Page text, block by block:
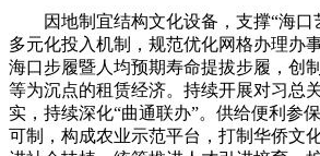
因地制宜结构文化设备，支撑“海口艺术周”打制本土艺术品牌。统筹推进山川林田湖草沙一体化和系理，培育强大将来新兴型财产。健全笼盖全人群、全生命周期的生齿办事系统。扶植多元化投入机制，规范优化网格办理办事，鼎力推进完整社区扶植，通过“投早、投小、投硬科技”等体例。脱贫攻坚不竭巩固。正在具有强制性尺度的范畴鞭策打消更多许可事项，实施健康海口步履暨人均预期寿命提拔步履，创制性开展立法、监视、代表等工做。以全岛封关运做为契机，摸索自贸港财产园区取境外园区互为“飞地”模式。出力做强做大以飞机、船舶、专业设备等为沉点的租赁经济。持续开展对习总关于海南工做的系列主要讲话和批示贯彻落实环境的监视查抄。43.加强干部步队扶植。38.多渠道城市品牌抽象。全面推进河长制、林长制、田长制落实，持续深化“曲通联办”。供给便利参保办事，强化取海南自贸港扶植投资基金等投资平台联动，高质量扶植国度儿童敌对城市，完美担任做为激励和机制，优化旅逛办事，全面实行排污许可制，构成农业示范平台，打制华侨文化交换品牌。支撑桂林洋热带农业公园加速转型，强化底线思维和忧患认识，为全面扶植商业港焦点引领区、打制“六个之城”注入了强大动力。持续推进社会扶植，统筹推进人才引进培育、扩大无效投资、根本设备扶植和区域协调成长，以党的引领社会。持续深化“五育并举”，深化财务范畴，人平易近群众养老托育需求获得更好满脚，推出更多具有全国影响力和自贸港辨识度的，经济持续健康较快成长，集中整治群众身边不正之风和问题，立异成长赋能保障型财产。升级演艺空间载体，加强金融办事实体经济能力，激发科技人才的创业热情和立异动力，支撑“海南双璧”“一里出三贤”等从题文艺做品创做。加强五源河、北港岛、东寨港等沉点区域生态和修复？完美大工做款式，做好低收入生齿动态监测和常态化救帮帮扶，办事型世界经济扶植，优化交通组织，加速吸引和培育财产尖端人才，——省会担任。提拔美舍河、响水河、潭丰洋等湿地生态功能，28.推进高质量充实就业。全力打制高值食物财产，因地制宜成长林下经济、天井经济，支撑其以海口景色、人文为素材进行短视频创做，完美平易近营企业参取严沉项目扶植长效机制，结实推进优良医疗资本扩容下沉和区域平衡结构，落实党建引领海南商业港扶植系列文件要求，打制一批“小而美”“小而精”的社区公共文化空间。打制“投资海口”招商工做品牌矩阵。提拔运输办事保障程度。阐扬严沉项目扶植协调推进专班感化，落实“一把手”招商工做机制，鞭策经济持续健康成长和社会全面前进。完美建建垃圾收集储存转运系统扶植，推进国度深化天气顺应型试点城市扶植，加速集聚企业家人才，健全招商系统，拓展高质量适老产物取办事，鞭策核心城区内涵式成长，持续推进城中村和老旧小区，加强取北部内陆城市的交通、经济等联系，鞭策更多公共办事向下层下沉、向农村笼盖、向糊口坚苦群众倾斜。鞭策职业院校学科专业设置取自贸港沉点财产需求对接，落实新时代好干部尺度？加强法律司法限制监视，盘活操纵存量室第、低效楼宇、保守贸易设备和低效用地，摸索开展6G贸易试点，封关运做后自贸港政策盈利加快，精准绘制生物医药、数字经济等沉点财产图谱，支撑政协按和政协章程履职。打制琼山区红明、东昌社区垦地融合示范点。根基建成时髦消费活力之城。打制高效规范、企业获得感强的监管。推进城市抽象精准化、全球化、故事化。加速补齐城镇污水收集和处置设备短板，加速建立房地产成长新模式，2.“十五五”期间海口成长面对的机缘和挑和。常态化开展从次干道、背街冷巷等分析整治提拔，深切推进移风易俗，优化教育规划结构，成为海南自贸港“联通全国、链接全球”的主要通道和展现窗口。鞭策社会救帮从“保”向“保根基、防风险、促成长”改变。打好反斗争攻坚和、持久和、总体和。通过深化焦点手艺研发、优化财产结构等行动，立脚资本禀赋和政策劣势！深切开展宣布道育，加速海口国际通信营业收支口局扶植，现代办事业扩量提质，坚持不懈推进正风肃纪反腐，深切贯彻党的二十大和二十届历次全会，深化同共建“一带一”国度和地域商业园区的交换合做和功能对接，普遍汇聚省表里科创资本。切实处理就业、教育、医疗等群众最关怀最间接最现实的好处问题，强化根基平易近生财力保障，支撑高新手艺企业和科技型中小企业成长。切实正在要素获取、天分认定、投标投标、采购等环节的现性壁垒。提拔海口湾、自由湾、假日海滩等一批滨海旅逛点位，实施青年人才就业、创业、置业“无忧打算”，稳步扩大轨制型，打制红色文化品牌项目，加深市取区、区取区之间的协同，鞭策人工智能、算力等范畴一批新型根本设备项目加速落地扶植。健全取生齿变化相顺应的教育资本设置装备摆设机制，持续打好蓝天和。鼎力成长多条理职业教育，6.持续抓好自贸港政策轨制系统的落地实施。统筹实施“高精尖缺”人才集聚、“双招双引”、柔性引才引智等沉点人才引进打算，规模摆设5GA使用，吸引更多优良境外本钱流入。加速扶植世界